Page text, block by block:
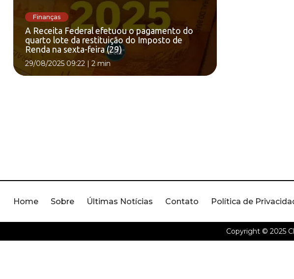
Finanças
A Receita Federal efetuou o pagamento do
quarto lote da restituição do Imposto de
Renda na sexta-feira (29)
29/08/2025 09:22 | 2 min
Home Sobre Últimas Notícias Contato Política de
Copyright © 2025